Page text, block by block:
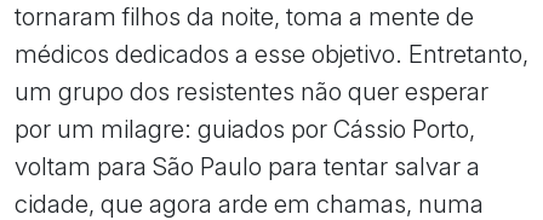
tornaram filhos da noite, toma a mente de
médicos dedicados a esse objetivo. Entretanto,
um grupo dos resistentes não quer esperar
por um milagre: guiados por Cássio Porto,
voltam para São Paulo para tentar salvar a
cidade, que agora arde em chamas, numa